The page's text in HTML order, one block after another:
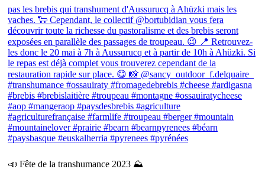
📣 Fête de la transhumance 2023 ⛰